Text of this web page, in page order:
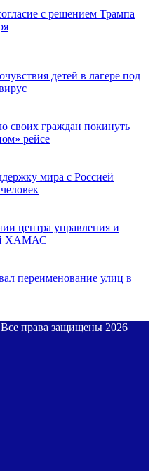
с решением Трампа
детей в лагере под
своих граждан покинуть
рейсе
мира с Россией
центра управления и
ХАМАС
переименование улиц в
права защищены 2026